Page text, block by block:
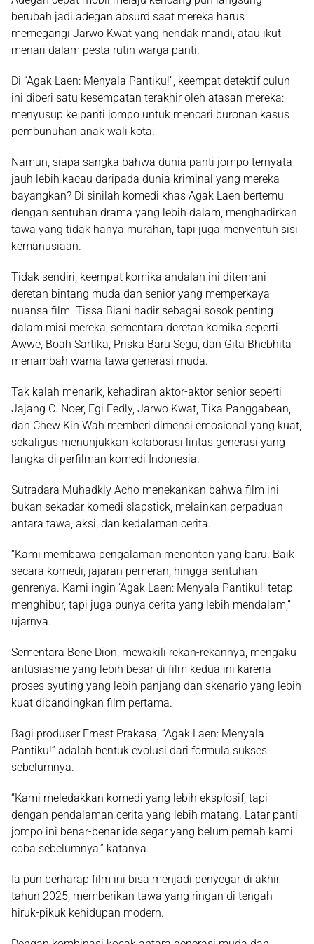
berubah jadi adegan absurd saat mereka harus
memegangi Jarwo Kwat yang hendak mandi, atau ikut
menari dalam pesta rutin warga panti.
Di “Agak Laen: Menyala Pantiku!”, keempat detektif culun
ini diberi satu kesempatan terakhir oleh atasan mereka:
menyusup ke panti jompo untuk mencari buronan kasus
pembunuhan anak wali kota.
Namun, siapa sangka bahwa dunia panti jompo ternyata
jauh lebih kacau daripada dunia kriminal yang mereka
bayangkan? Di sinilah komedi khas Agak Laen bertemu
dengan sentuhan drama yang lebih dalam, menghadirkan
tawa yang tidak hanya murahan, tapi juga menyentuh sisi
kemanusiaan.
Tidak sendiri, keempat komika andalan ini ditemani
deretan bintang muda dan senior yang memperkaya
nuansa film. Tissa Biani hadir sebagai sosok penting
dalam misi mereka, sementara deretan komika seperti
Awwe, Boah Sartika, Priska Baru Segu, dan Gita Bhebhita
menambah warna tawa generasi muda.
Tak kalah menarik, kehadiran aktor-aktor senior seperti
Jajang C. Noer, Egi Fedly, Jarwo Kwat, Tika Panggabean,
dan Chew Kin Wah memberi dimensi emosional yang kuat,
sekaligus menunjukkan kolaborasi lintas generasi yang
langka di perfilman komedi Indonesia.
Sutradara Muhadkly Acho menekankan bahwa film ini
bukan sekadar komedi slapstick, melainkan perpaduan
antara tawa, aksi, dan kedalaman cerita.
“Kami membawa pengalaman menonton yang baru. Baik
secara komedi, jajaran pemeran, hingga sentuhan
genrenya. Kami ingin ‘Agak Laen: Menyala Pantiku!’ tetap
menghibur, tapi juga punya cerita yang lebih mendalam,”
ujarnya.
Sementara Bene Dion, mewakili rekan-rekannya, mengaku
antusiasme yang lebih besar di film kedua ini karena
proses syuting yang lebih panjang dan skenario yang lebih
kuat dibandingkan film pertama.
Bagi produser Ernest Prakasa, “Agak Laen: Menyala
Pantiku!” adalah bentuk evolusi dari formula sukses
sebelumnya.
“Kami meledakkan komedi yang lebih eksplosif, tapi
dengan pendalaman cerita yang lebih matang. Latar panti
jompo ini benar-benar ide segar yang belum pernah kami
coba sebelumnya,” katanya.
Ia pun berharap film ini bisa menjadi penyegar di akhir
tahun 2025, memberikan tawa yang ringan di tengah
hiruk-pikuk kehidupan modern.